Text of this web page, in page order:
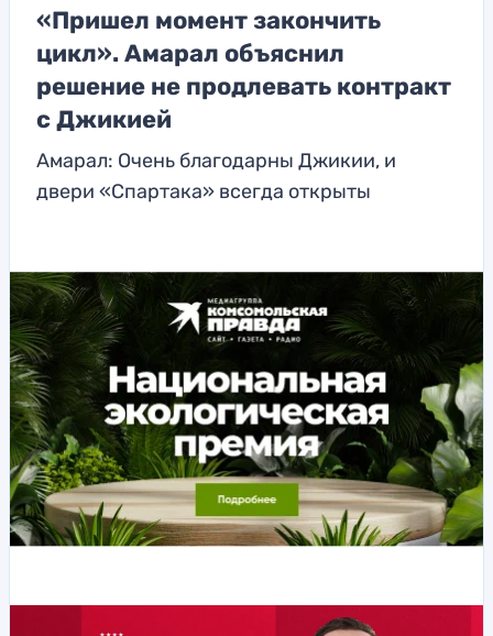
«Пришел момент закончить
цикл». Амарал объяснил
решение не продлевать контракт
с Джикией
Амарал: Очень благодарны Джикии, и
двери «Спартака» всегда открыты